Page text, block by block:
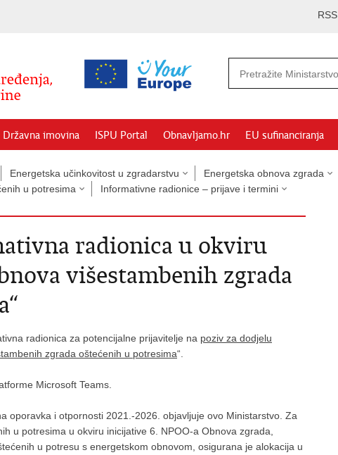
RSS
Državna imovina ISPU Portal Obnavljamo.hr EU sufinanciranja
Energetska učinkovitost u zgradarstvu Energetska obnova zgrada
u potresima
Informativne radionice – prijave i termini
radionica u okviru
višestambenih zgrada
radionica za potencijalne prijavitelje na poziv za dodjelu
zgrada oštećenih u potresima“.
Microsoft Teams.
oporavka i otpornosti 2021.-2026. objavljuje ovo Ministarstvo. Za
u potresima u okviru inicijative 6. NPOO-a Obnova zgrada,
u potresu s energetskom obnovom, osigurana je alokacija u